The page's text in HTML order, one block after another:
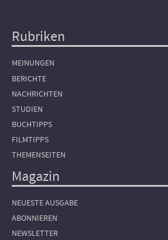
Hauptnavigation
Rubriken
MEINUNGEN
BERICHTE
NACHRICHTEN
STUDIEN
BUCHTIPPS
FILMTIPPS
THEMENSEITEN
Magazin
NEUESTE AUSGABE
ABONNIEREN
NEWSLETTER